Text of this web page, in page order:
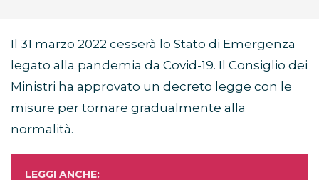
Il 31 marzo 2022 cesserà lo Stato di Emergenza
legato alla pandemia da Covid-19. Il Consiglio dei
Ministri ha approvato un decreto legge con le
misure per tornare gradualmente alla
normalità.